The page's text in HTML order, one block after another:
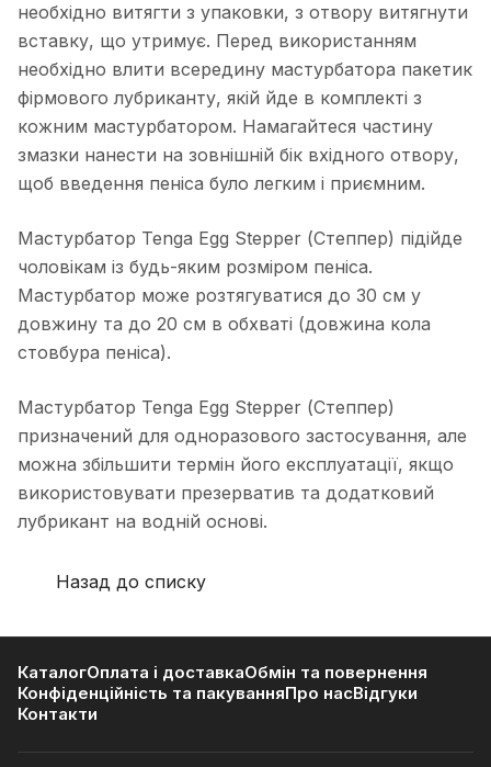
необхідно витягти з упаковки, з отвору витягнути
вставку, що утримує. Перед використанням
необхідно влити всередину мастурбатора пакетик
фірмового лубриканту, якій йде в комплекті з
кожним мастурбатором. Намагайтеся частину
змазки нанести на зовнішній бік вхідного отвору,
щоб введення пеніса було легким і приємним.
Мастурбатор Tenga Egg Stepper (Степпер) підійде
чоловікам із будь-яким розміром пеніса.
Мастурбатор може розтягуватися до 30 см у
довжину та до 20 см в обхваті (довжина кола
стовбура пеніса).
Мастурбатор Tenga Egg Stepper (Степпер)
призначений для одноразового застосування, але
можна збільшити термін його експлуатації, якщо
використовувати презерватив та додатковий
лубрикант на водній основі.
Назад до списку
КаталогОплата і доставкаОбмін та повернення
Конфіденційність та пакуванняПро насВідгуки
Контакти